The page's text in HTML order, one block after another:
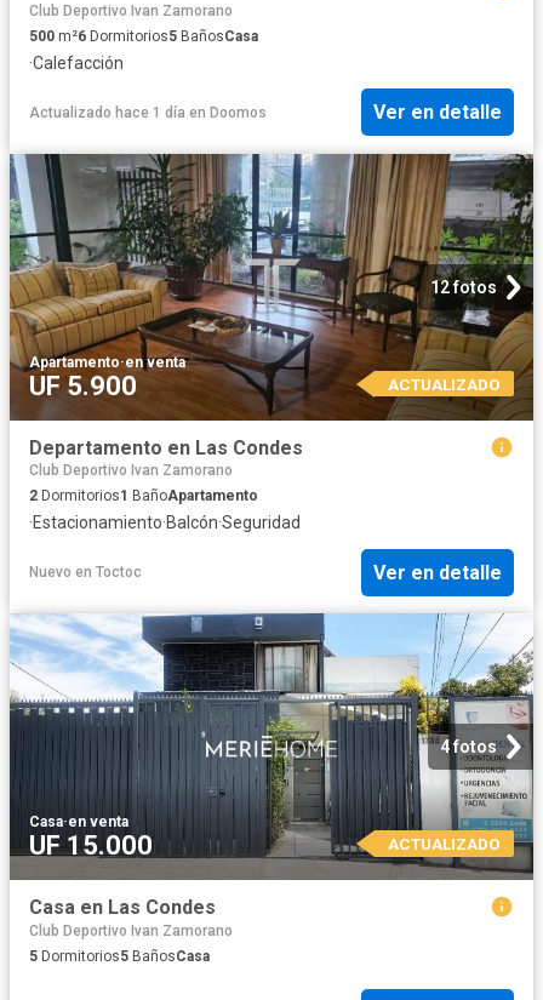
Club Deportivo Ivan Zamorano
500 m²6 Dormitorios5 BañosCasa
·Calefacción
Actualizado hace 1 día en Doomos Ver en detalle
12 fotos
Apartamento·en venta
UF 5.900 ACTUALIZADO
Departamento en Las Condes
Club Deportivo Ivan Zamorano
2 Dormitorios1 BañoApartamento
·Estacionamiento·Balcón·Seguridad
Nuevo en Toctoc Ver en detalle
4 fotos
Casa·en venta
UF 15.000 ACTUALIZADO
Casa en Las Condes
Club Deportivo Ivan Zamorano
5 Dormitorios5 BañosCasa